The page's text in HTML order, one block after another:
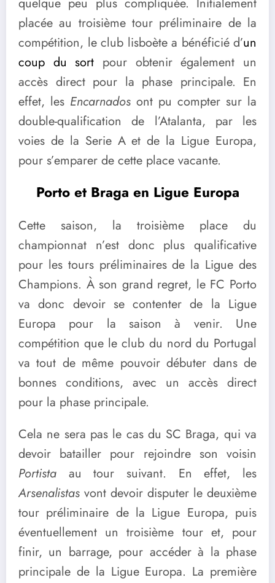
placée au troisième tour préliminaire de la
compétition, le club lisboète a bénéficié d’un
coup du sort pour obtenir également un
accès direct pour la phase principale. En
effet, les Encarnados ont pu compter sur la
double-qualification de l’Atalanta, par les
voies de la Serie A et de la Ligue Europa,
pour s’emparer de cette place vacante.
Porto et Braga en Ligue Europa
Cette saison, la troisième place du
championnat n’est donc plus qualificative
pour les tours préliminaires de la Ligue des
Champions. À son grand regret, le FC Porto
va donc devoir se contenter de la Ligue
Europa pour la saison à venir. Une
compétition que le club du nord du Portugal
va tout de même pouvoir débuter dans de
bonnes conditions, avec un accès direct
pour la phase principale.
Cela ne sera pas le cas du SC Braga, qui va
devoir batailler pour rejoindre son voisin
Portista au tour suivant. En effet, les
Arsenalistas vont devoir disputer le deuxième
tour préliminaire de la Ligue Europa, puis
éventuellement un troisième tour et, pour
finir, un barrage, pour accéder à la phase
principale de la Ligue Europa. La première